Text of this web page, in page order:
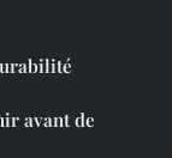
avant de